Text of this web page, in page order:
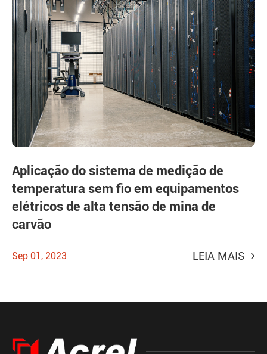
Aplicação do sistema de medição de
temperatura sem fio em equipamentos
elétricos de alta tensão de mina de
carvão
Sep 01, 2023 LEIA MAIS